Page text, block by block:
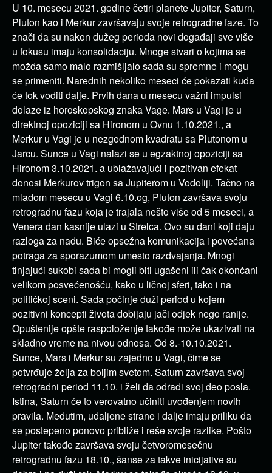
U 10. mesecu 2021. godine četiri planete Jupiter, Saturn,
Pluton kao i Merkur završavaju svoje retrogradne faze. To
znači da su nakon dužeg perioda novi događaji sve više
u fokusu imaju konsolidaciju. Mnoge stvari o kojima se
možda samo malo razmišljalo sada su spremne i mogu
se primeniti. Narednih nekoliko meseci će pokazati kuda
će tok voditi dalje. Prvih dana u mesecu važni impulsi
dolaze iz horoskopskog znaka Vage. Mars u Vagi je u
direktnoj opoziciji sa Hironom u Ovnu 1.10.2021., a
Merkur u Vagi je u nezgodnom kvadratu sa Plutonom u
Jarcu. Sunce u Vagi nalazi se u egzaktnoj opoziciji sa
Hironom 3.10.2021. a ublažavajući i pozitivan efekat
donosi Merkurov trigon sa Jupiterom u Vodoliji. Tačno na
mladom mesecu u Vagi 6.10.og, Pluton završava svoju
retrogradnu fazu koja je trajala nešto više od 5 meseci, a
Venera dan kasnije ulazi u Strelca. Ovo su dani koji daju
razloga za nadu. Biće opsežna komunikacija i povećana
potraga za sporazumom umesto razdvajanja. Mnogi
tinjajući sukobi sada bi mogli biti ugašeni ili čak okončani
velikom posvećenošću, kako u ličnoj sferi, tako i na
političkoj sceni. Sada počinje duži period u kojem
pozitivni koncepti života dobijaju jači odjek nego ranije.
Opuštenije opšte raspoloženje takođe može ukazivati na
skladno vreme na nivou odnosa. Od 8.-10.10.2021.
Sunce, Mars i Merkur su zajedno u Vagi, čime se
potvrđuje želja za boljim svetom. Saturn završava svoj
retrogradni period 11.10. i želi da odradi svoj deo posla.
Istina, Saturn će to verovatno učiniti uvođenjem novih
pravila. Međutim, udaljene strane i dalje imaju priliku da
se postepeno ponovo približe i reše svoje razlike. Pošto
Jupiter takođe završava svoju četvoromesečnu
retrogradnu fazu 18.10., šanse za takve inicijative su